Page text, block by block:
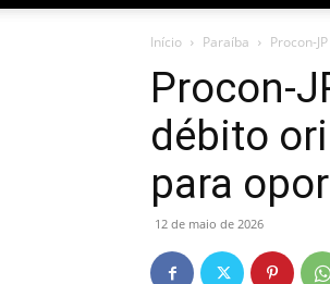
Início Paraíba Procon-
Procon-
débito
para
12 de maio de 2026